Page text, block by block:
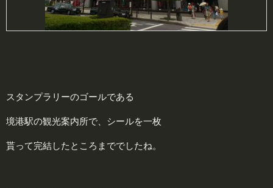
スタンプラリーのゴールである
境港駅の観光案内所で、シールを一枚
貰って完結したところまででしたね。